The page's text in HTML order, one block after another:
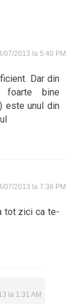
07/2013 la 5:40 PM
Dar din
foarte bine
este unul din
07/2013 la 7:36 PM
tot zici ca te-
la 1:31 AM